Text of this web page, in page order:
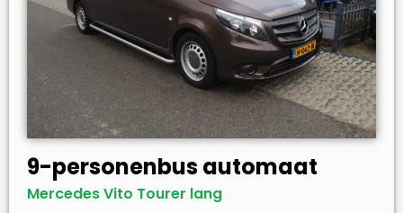
9-personenbus automaat
Mercedes Vito Tourer lang